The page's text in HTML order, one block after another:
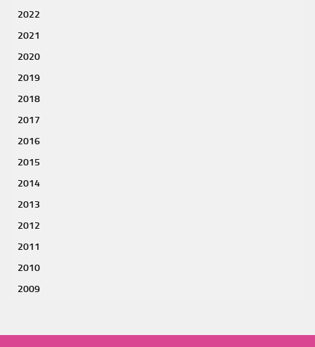
2022
2021
2020
2019
2018
2017
2016
2015
2014
2013
2012
2011
2010
2009